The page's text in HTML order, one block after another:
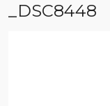
_DSC8448